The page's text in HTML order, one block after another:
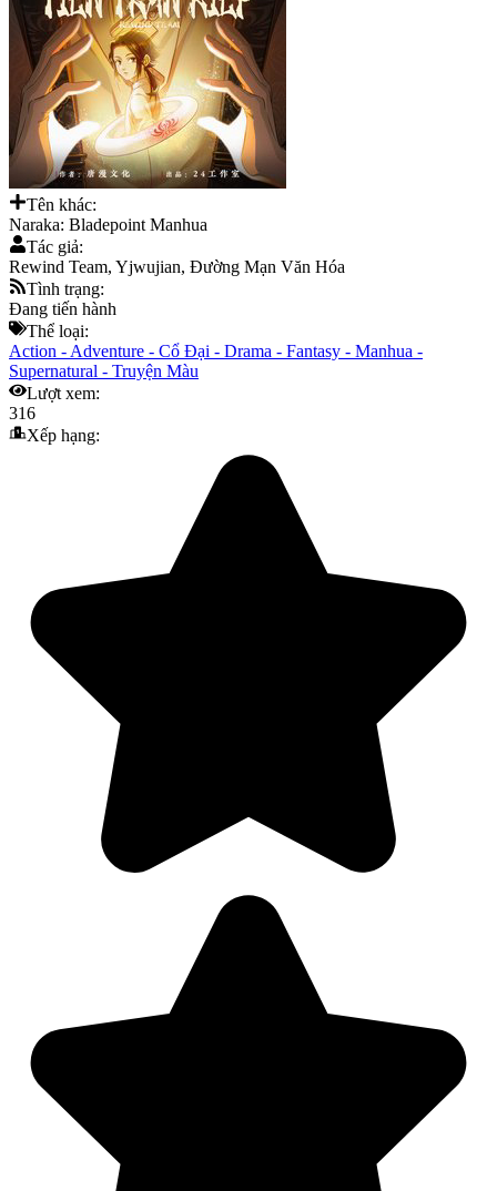
Tên khác:
Naraka: Bladepoint Manhua
Tác giả:
Rewind Team, Yjwujian, Đường Mạn Văn Hóa
Tình trạng:
Đang tiến hành
Thể loại:
Action -Adventure - Cổ Đại - Drama - Fantasy - Manhua -
Supernatural - Truyện Màu
Lượt xem:
316
Xếp hạng: